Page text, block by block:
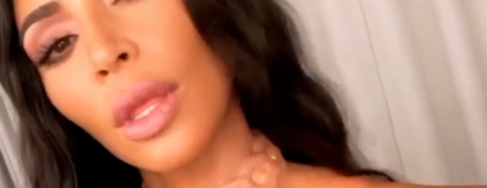
CULTURIZANDO.COM